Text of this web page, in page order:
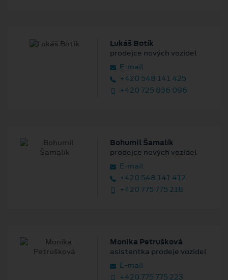
Lukáš Botík
prodejce nových vozidel
E‑mail
+420 548 141 425
+420 725 836 096
Bohumil Šamalík
prodejce nových vozidel
E‑mail
+420 548 141 412
+420 775 775 218
Monika Petrušková
asistentka prodeje vozidel
E‑mail
+420 775 775 223